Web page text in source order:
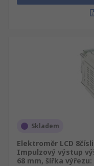
Skladem
Elektroměr LCD
Impulzový výstup
68 mm, šířka výřezu: